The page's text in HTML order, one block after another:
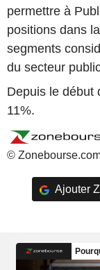
permettre à
positions dans
segments
du secteur
Depuis le début
11%.
©
Ajouter